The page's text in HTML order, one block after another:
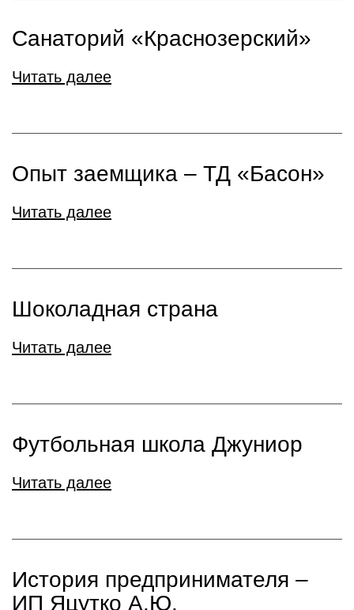
Санаторий «Краснозерский»
Читать далее
Опыт заемщика – ТД «Басон»
Читать далее
Шоколадная страна
Читать далее
Футбольная школа Джуниор
Читать далее
История предпринимателя –
ИП Яцутко А.Ю.